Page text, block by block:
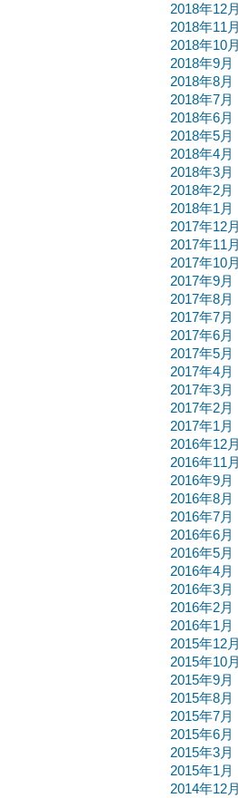
2018年12月
2018年11月
2018年10月
2018年9月
2018年8月
2018年7月
2018年6月
2018年5月
2018年4月
2018年3月
2018年2月
2018年1月
2017年12月
2017年11月
2017年10月
2017年9月
2017年8月
2017年7月
2017年6月
2017年5月
2017年4月
2017年3月
2017年2月
2017年1月
2016年12月
2016年11月
2016年9月
2016年8月
2016年7月
2016年6月
2016年5月
2016年4月
2016年3月
2016年2月
2016年1月
2015年12月
2015年10月
2015年9月
2015年8月
2015年7月
2015年6月
2015年3月
2015年1月
2014年12月